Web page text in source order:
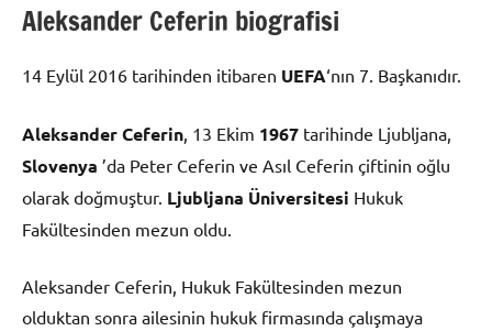
Aleksander Ceferin biografisi
14 Eylül 2016 tarihinden itibaren UEFA‘nın 7. Başkanıdır.
Aleksander Ceferin , 13 Ekim 1967 tarihinde Ljubljana,
Slovenya ’da Peter Ceferin ve Asıl Ceferin çiftinin oğlu
olarak doğmuştur. Ljubljana Üniversitesi Hukuk
Fakültesinden mezun oldu.
Aleksander Ceferin, Hukuk Fakültesinden mezun
olduktan sonra ailesinin hukuk firmasında çalışmaya